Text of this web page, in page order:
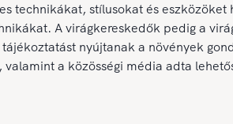
technikákat, stílusokat és
A virágkereskedők pedig a
nyújtanak a növények
a közösségi média adta